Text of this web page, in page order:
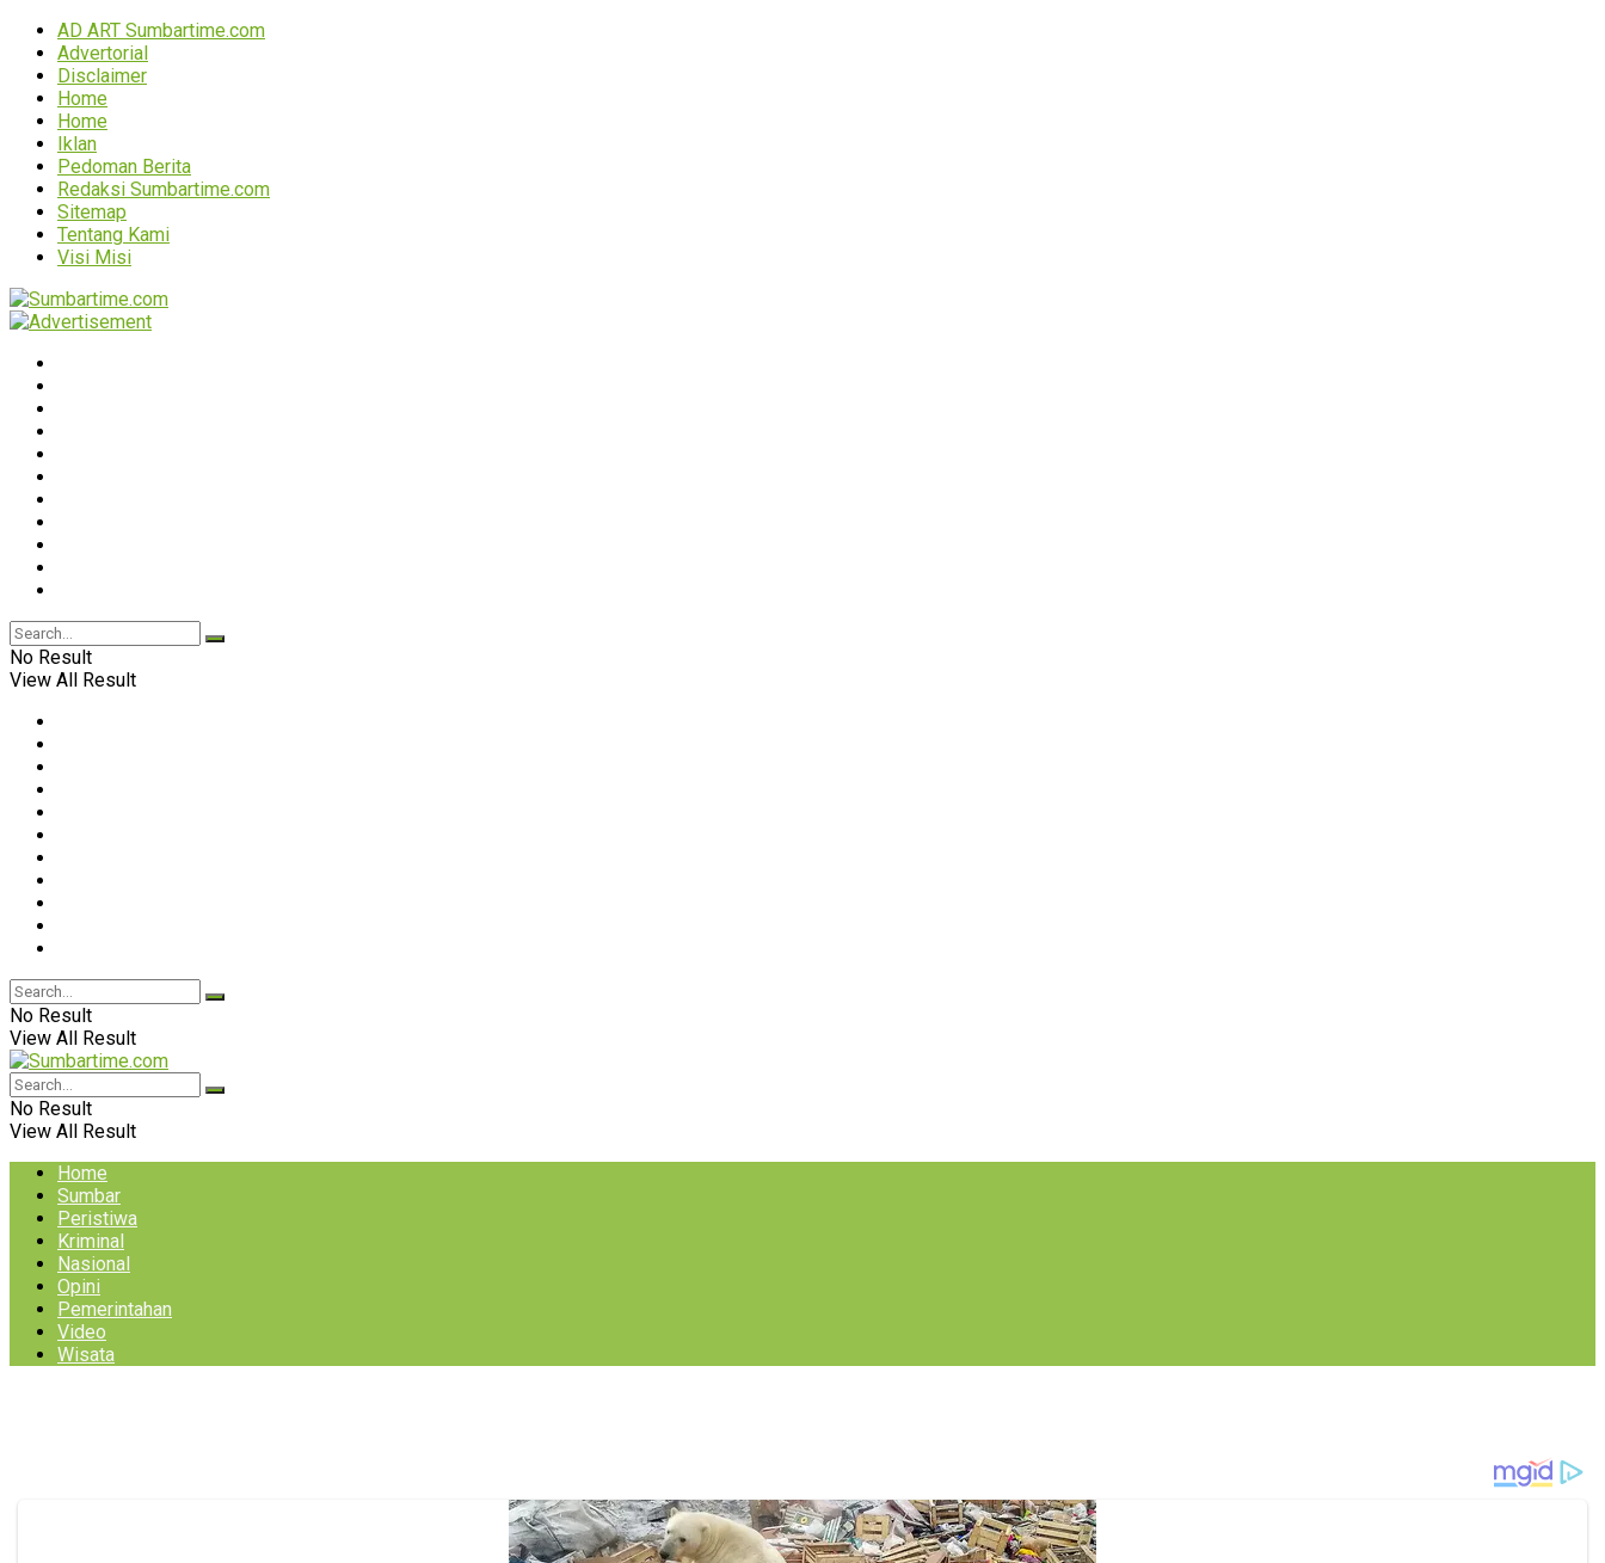
AD ART Sumbartime.com
Advertorial
Disclaimer
Home
Home
Iklan
Pedoman Berita
Redaksi Sumbartime.com
Sitemap
Tentang Kami
Visi Misi
No Result
View All Result
No Result
View All Result
No Result
View All Result
Home
Sumbar
Peristiwa
Kriminal
Nasional
Opini
Pemerintahan
Video
Wisata